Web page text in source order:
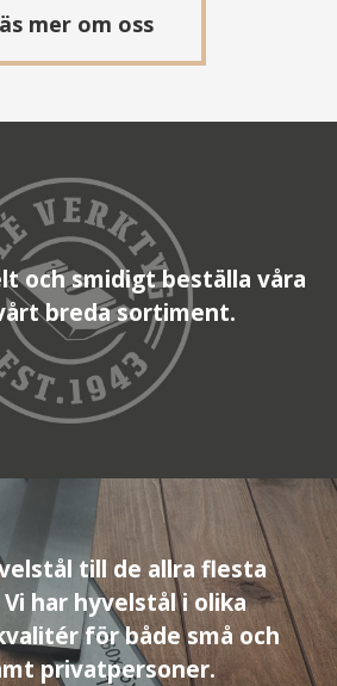
mer om oss
och smidigt beställa våra
breda sortiment.
till de allra flesta
har hyvelstål i olika
för både små och
privatpersoner.